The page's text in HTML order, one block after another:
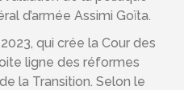
d’armée Assimi Goïta.
qui crée la Cour des
ligne des réformes
la Transition. Selon le